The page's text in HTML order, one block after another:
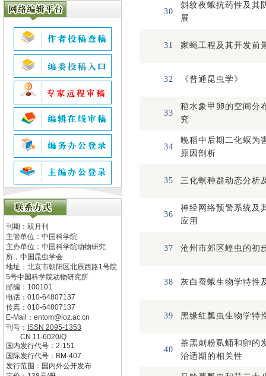
刊期：双月刊
主管单位： 中国科学院
主办单位： 中国科学院动物研究
所，中国昆虫学会
地址： 北京市朝阳区北辰西路1号院
5号中国科学院动物研究所
邮编： 100101
电话： 010-64807137
传真： 010-64807137
E-Mail： entom@ioz.ac.cn
刊号： ISSN 2095-1353
CN 11-6020/Q
国内发行代号： 2-151
国际发行代号： BM-407
发行范围：国内外公开发布
30
斜纹夜蛾抗药性及其
展
31 家蝇工程及其开发前
32 《普通昆虫学》
33
稻水象甲卵的空间分
究
34
晚稻中后期二化螟为
原因剖析
35 三化螟种群动态分析
36
神经网络预警系统及
应用
37 沧州市郊区蝗虫的初
38 灰白蚕蛾生物学特性
39 黑缘红瓢虫生物学特
40
茶黑刺粉虱蛹和卵的
治适期的相关性